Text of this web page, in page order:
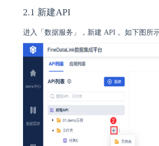
2.1 新建API
进入「数据服务」，新建 API 。如下图所示